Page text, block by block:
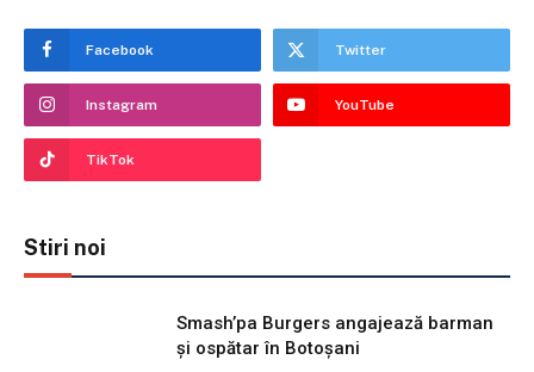
Facebook Twitter
Instagram YouTube
TikTok
Stiri noi
Smash’pa Burgers angajează barman
și ospătar în Botoșani